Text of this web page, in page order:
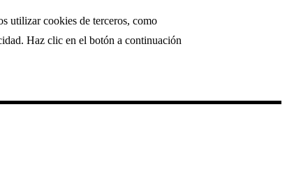
utilizar cookies de terceros, como
Haz clic en el botón a continuación